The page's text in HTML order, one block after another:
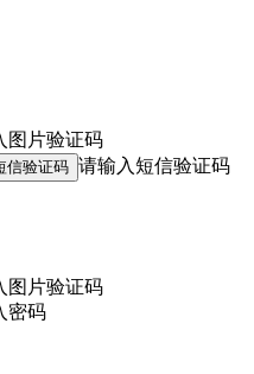
图片验证码
信验证码 请输入短信验证码
图片验证码
密码